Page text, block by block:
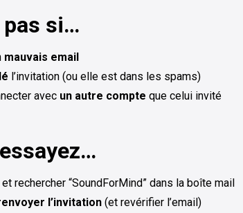
pas si…
mauvais email
l’invitation (ou elle est dans les spams)
avec un autre compte que celui invité
et rechercher “SoundForMind” dans la boîte mail
l’invitation (et revérifier l’email)